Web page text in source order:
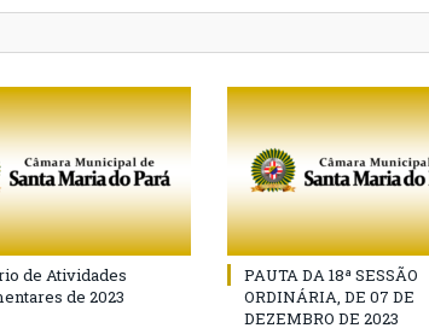
de Atividades
de 2023
PAUTA DA 18ª SESSÃO
ORDINÁRIA, DE 07 DE
DEZEMBRO DE 2023